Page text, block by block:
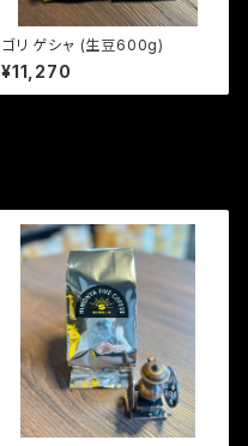
ゴリ ゲシャ (生豆600g)
¥11,270